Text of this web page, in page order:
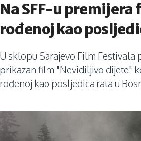
Vijesti i događaji
Aktuelne teme
Kolumne
Lične priče
Pretraga
Na SFF-u premijera
rođenoj kao
U sklopu Sarajevo Film Festivala
prikazan film "Nevidiljivo dijete"
rođenoj kao posljedica rata u